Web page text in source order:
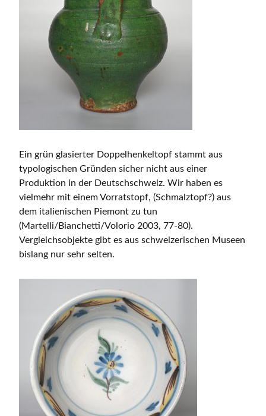
Ein grün glasierter Doppelhenkeltopf stammt aus
typologischen Gründen sicher nicht aus einer
Produktion in der Deutschschweiz. Wir haben es
vielmehr mit einem Vorratstopf, (Schmalztopf?) aus
dem italienischen Piemont zu tun
(Martelli/Bianchetti/Volorio 2003, 77-80).
Vergleichsobjekte gibt es aus schweizerischen Museen
bislang nur sehr selten.